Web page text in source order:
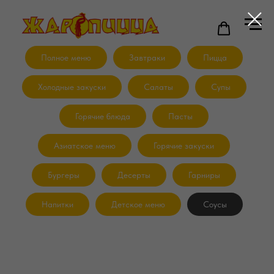
Полное меню Завтраки Пицца
Холодные закуски Салаты Супы
Горячие блюда Пасты
Азиатское меню Горячие закуски
Бургеры Десерты Гарниры
Напитки Детское меню Соусы